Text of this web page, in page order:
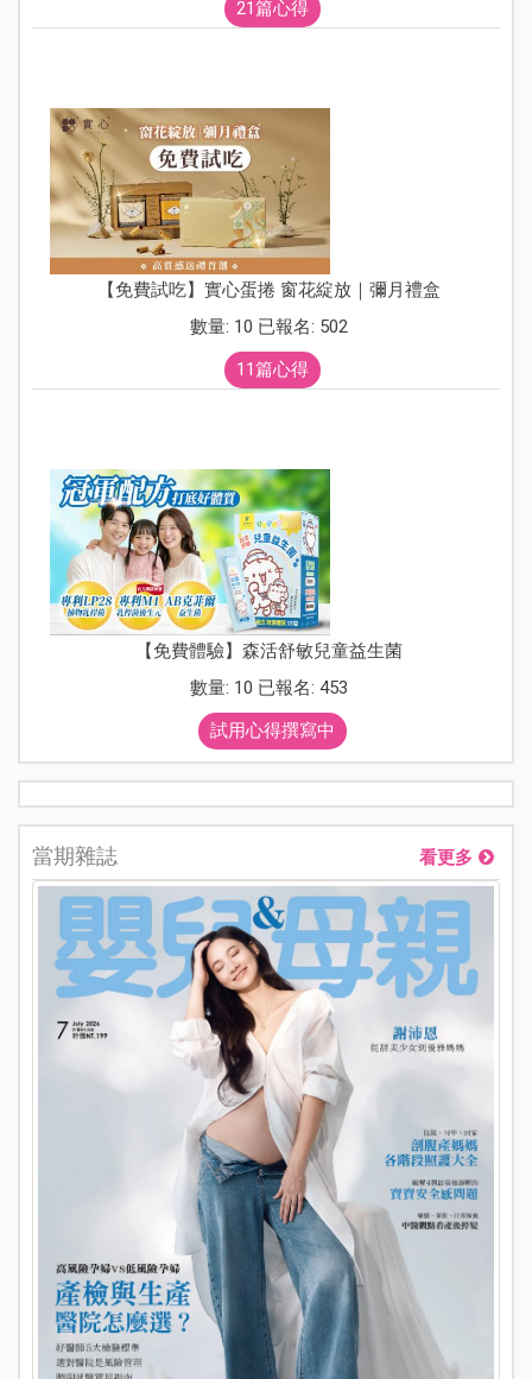
21篇心得
【免費試吃】實心蛋捲 窗花綻放｜彌月禮盒
數量: 10 已報名: 502
11篇心得
【免費體驗】森活舒敏兒童益生菌
數量: 10 已報名: 453
試用心得撰寫中
當期雜誌 看更多